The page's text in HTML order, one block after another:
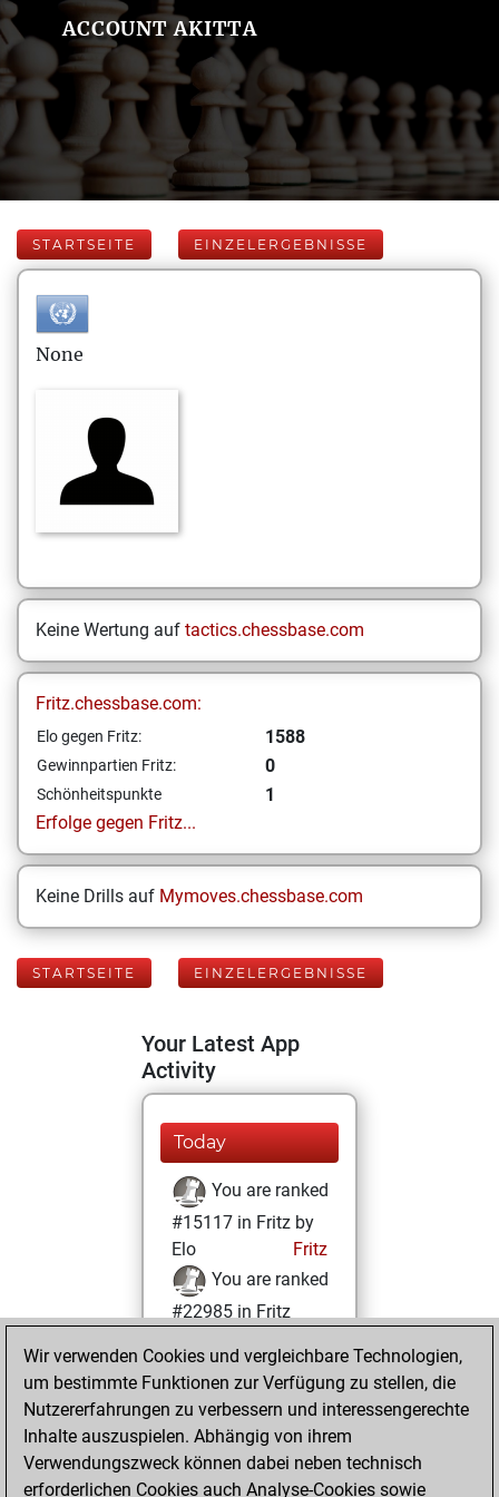
ACCOUNT AKITTA
STARTSEITE EINZELERGEBNISSE
None
Keine Wertung auf tactics.chessbase.com
Fritz.chessbase.com:
Elo gegen Fritz: 1588
Gewinnpartien Fritz: 0
Schönheitspunkte
1
Erfolge gegen Fritz...
Keine Drills auf Mymoves.chessbase.com
STARTSEITE EINZELERGEBNISSE
Your Latest App
Activity
Today
You are ranked
#15117 in Fritz by
Elo
Fritz
You are ranked
#22985 in Fritz
Donnerstag, Juni
5, 2025
You achieved a
BeautyScore of 1
Wir verwenden Cookies und vergleichbare Technologien,
um bestimmte Funktionen zur Verfügung zu stellen, die
Nutzererfahrungen zu verbessern und interessengerechte
Inhalte auszuspielen. Abhängig von ihrem
Verwendungszweck können dabei neben technisch
erforderlichen Cookies auch Analyse-Cookies sowie